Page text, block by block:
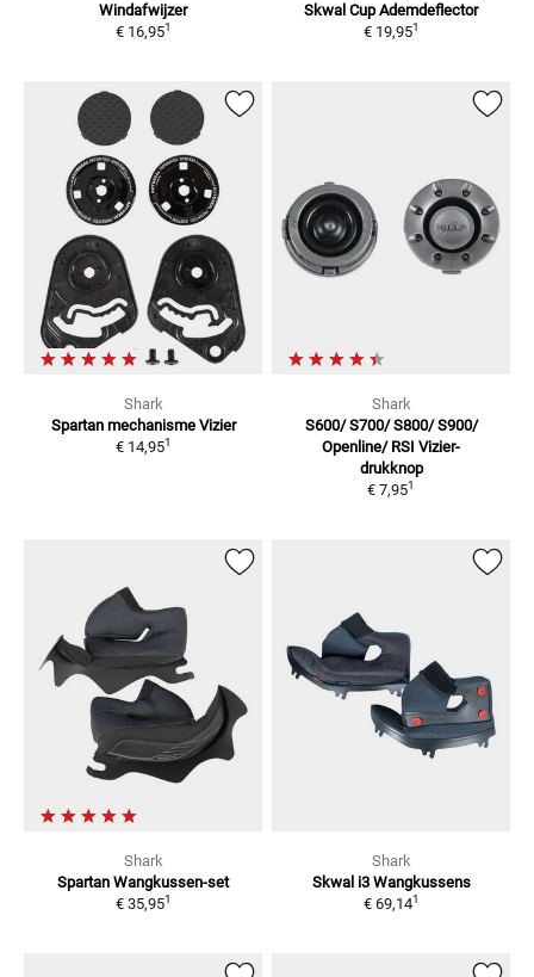
Windafwijzer
€ 16,951
Skwal Cup Ademdeflector
€ 19,951
Shark
Spartan mechanisme Vizier
€ 14,951
Shark
S600/ S700/ S800/ S900/
Openline/ RSI Vizier-
drukknop
€ 7,951
Shark
Spartan Wangkussen-set
€ 35,951
Shark
Skwal i3 Wangkussens
€ 69,141